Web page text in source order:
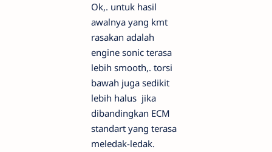
Ok,. untuk hasil
awalnya yang kmt
rasakan adalah
engine sonic terasa
lebih smooth,. torsi
bawah juga sedikit
lebih halus jika
dibandingkan ECM
standart yang terasa
meledak-ledak.